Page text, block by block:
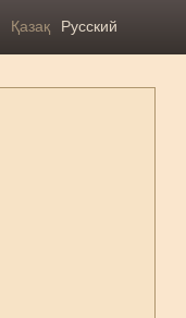
Қазақ Русский